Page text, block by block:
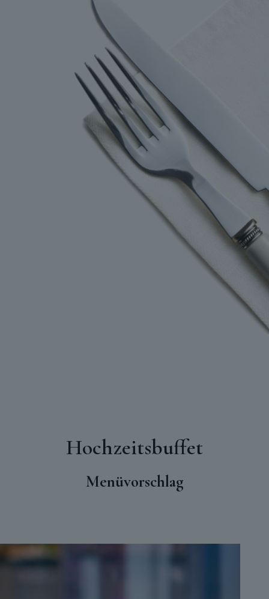
Hochzeitsbuffet
Menüvorschlag